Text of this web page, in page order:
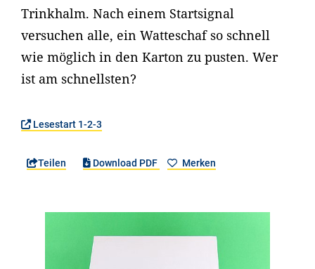
Trinkhalm. Nach einem Startsignal
versuchen alle, ein Watteschaf so schnell
wie möglich in den Karton zu pusten. Wer
ist am schnellsten?
Lesestart 1-2-3
Teilen Download PDF Merken